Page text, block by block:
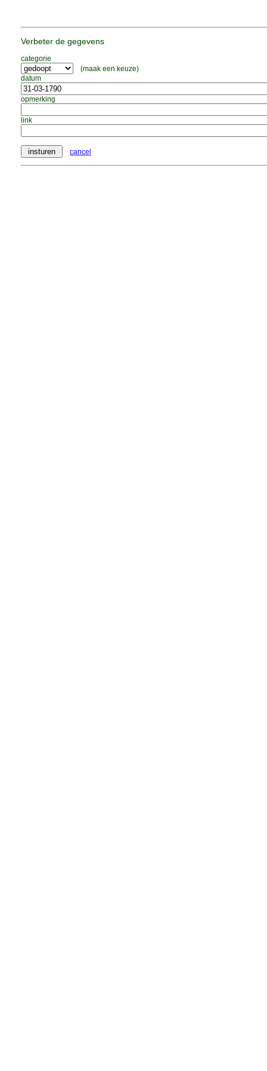
Verbeter de gegevens
categorie
(maak een keuze)
datum
opmerking
link
cancel